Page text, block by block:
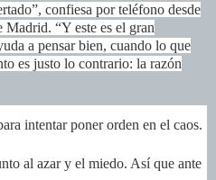
confiesa por teléfono desde
Madrid. “Y este es el gran
a pensar bien, cuando lo que
es justo lo contrario: la razón
intentar poner orden en el caos.
al azar y el miedo. Así que ante